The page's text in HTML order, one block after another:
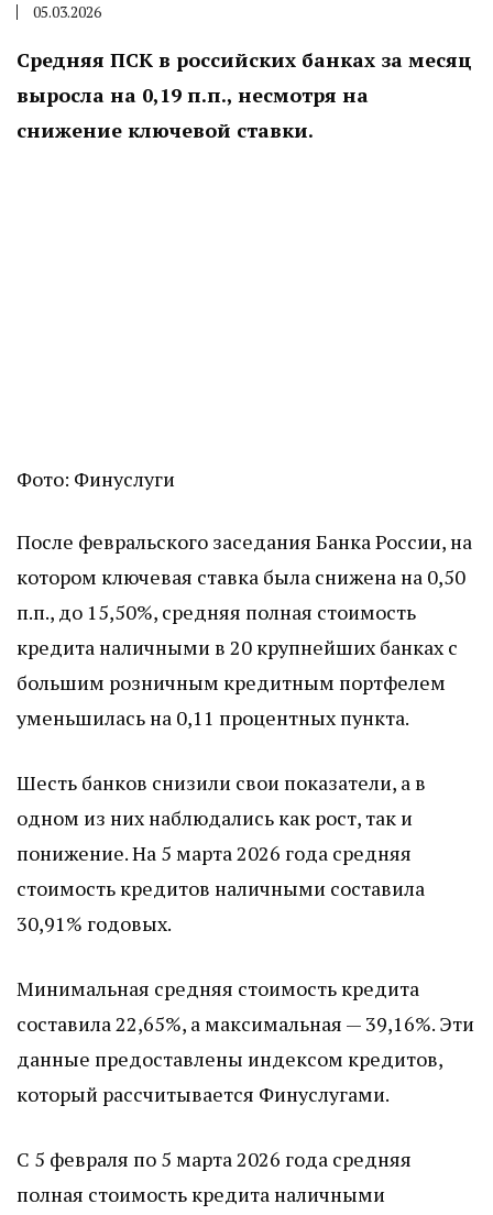
05.03.2026
Средняя ПСК в российских банках за месяц
выросла на 0,19 п.п., несмотря на
снижение ключевой ставки.
Фото: Финуслуги
После февральского заседания Банка России, на
котором ключевая ставка была снижена на 0,50
п.п., до 15,50%, средняя полная стоимость
кредита наличными в 20 крупнейших банках с
большим розничным кредитным портфелем
уменьшилась на 0,11 процентных пункта.
Шесть банков снизили свои показатели, а в
одном из них наблюдались как рост, так и
понижение. На 5 марта 2026 года средняя
стоимость кредитов наличными составила
30,91% годовых.
Минимальная средняя стоимость кредита
составила 22,65%, а максимальная — 39,16%. Эти
данные предоставлены индексом кредитов,
который рассчитывается Финуслугами.
С 5 февраля по 5 марта 2026 года средняя
полная стоимость кредита наличными